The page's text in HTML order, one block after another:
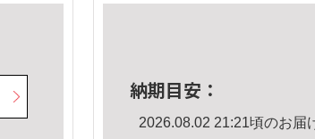
納期目安：
2026.08.02 21:21頃のお届